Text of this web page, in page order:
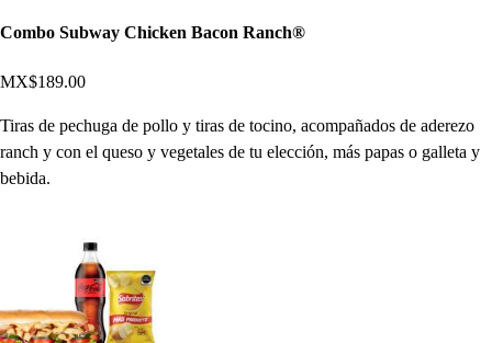
Combo Subway Chicken Bacon Ranch®
MX$189.00
Tiras de pechuga de pollo y tiras de tocino, acompañados de aderezo
ranch y con el queso y vegetales de tu elección, más papas o galleta y
bebida.